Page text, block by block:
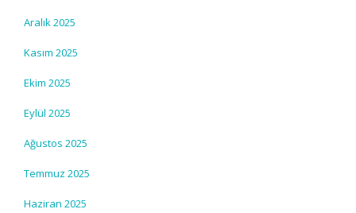
Aralık 2025
Kasım 2025
Ekim 2025
Eylül 2025
Ağustos 2025
Temmuz 2025
Haziran 2025